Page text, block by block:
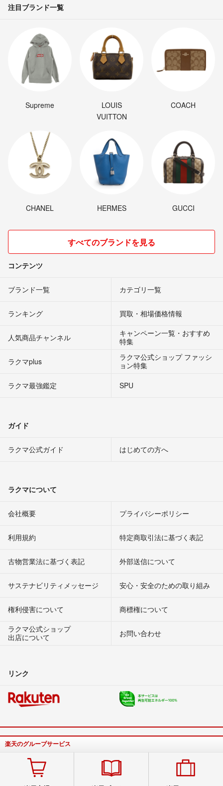
注目ブランド一覧
Supreme
LOUIS
VUITTON
COACH
CHANEL HERMES GUCCI
すべてのブランドを見る
コンテンツ
ブランド一覧 カテゴリ一覧
ランキング 買取・相場価格情報
人気商品チャンネル
キャンペーン一覧・おすすめ
特集
ラクマplus
ラクマ公式ショップ ファッシ
ョン特集
ラクマ最強鑑定
SPU
ガイド
ラクマ公式ガイド はじめての方へ
ラクマについて
会社概要 プライバシーポリシー
利用規約 特定商取引法に基づく表記
古物営業法に基づく表記 外部送信について
サステナビリティメッセージ 安心・安全のための取り組み
権利侵害について
商標権について
ラクマ公式ショップ
出店について
お問い合わせ
リンク
楽天のグループサービス